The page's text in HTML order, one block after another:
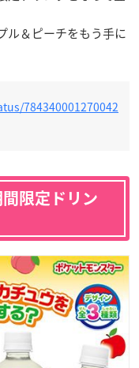
ル＆ピーチをもう手に
784340001270042
間限定ドリン